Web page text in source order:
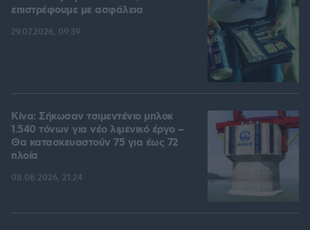
επιστρέφουμε με ασφάλεια
29.07.2026, 09:39
Κίνα: Σήκωσαν τσιμεντένιο μπλοκ
1.540 τόνων για νέο λιμενικό έργο –
Θα κατασκευαστούν 75 για έως 72
πλοία
08.08.2026, 21:24